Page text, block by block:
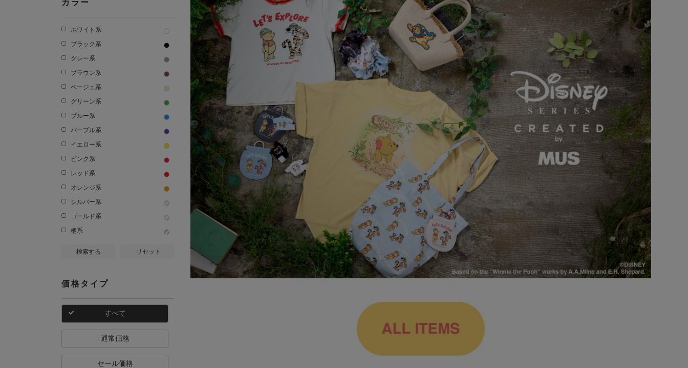
ホワイト系
ブラック系
グレー系
ブラウン系
ベージュ系
グリーン系
ブルー系
パープル系
イエロー系
ピンク系
レッド系
オレンジ系
シルバー系
ゴールド系
柄系
検索する リセット
価格タイプ
すべて
通常価格
セール価格